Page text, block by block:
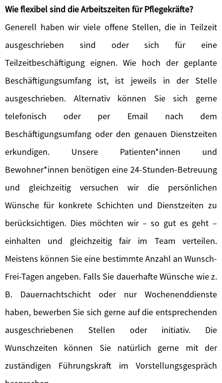
Wie flexibel sind die Arbeitszeiten für Pflegekräfte?
Generell haben wir viele offene Stellen, die in Teilzeit
ausgeschrieben sind oder sich für eine
Teilzeitbeschäftigung eignen. Wie hoch der geplante
Beschäftigungsumfang ist, ist jeweils in der Stelle
ausgeschrieben. Alternativ können Sie sich gerne
telefonisch oder per Email nach dem
Beschäftigungsumfang oder den genauen Dienstzeiten
erkundigen. Unsere Patienten*innen und
Bewohner*innen benötigen eine 24-Stunden-Betreuung
und gleichzeitig versuchen wir die persönlichen
Wünsche für konkrete Schichten und Dienstzeiten zu
berücksichtigen. Dies möchten wir – so gut es geht –
einhalten und gleichzeitig fair im Team verteilen.
Meistens können Sie eine bestimmte Anzahl an Wunsch-
Frei-Tagen angeben. Falls Sie dauerhafte Wünsche wie z.
B. Dauernachtschicht oder nur Wochenenddienste
haben, bewerben Sie sich gerne auf die entsprechenden
ausgeschriebenen Stellen oder initiativ. Die
Wunschzeiten können Sie natürlich gerne mit der
zuständigen Führungskraft im Vorstellungsgespräch